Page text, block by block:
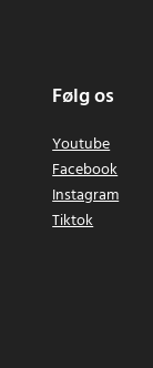
Følg os
Youtube
Facebook
Instagram
Tiktok